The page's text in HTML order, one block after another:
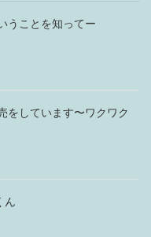
うことを知ってー
をしています〜ワクワク
ん